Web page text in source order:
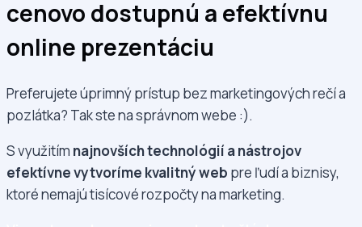
cenovo dostupnú a efektívnu
online prezentáciu
Preferujete úprimný prístup bez marketingových rečí a
pozlátka? Tak ste na správnom webe :).
S využitím najnovších technológií a nástrojov
efektívne vytvoríme kvalitný web pre ľudí a biznisy,
ktoré nemajú tisícové rozpočty na marketing.